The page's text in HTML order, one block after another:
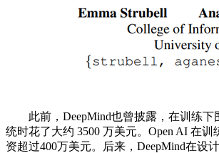
此前，DeepMind也曾披露，在训练下
统时花了大约 3500 万美元。Open AI 在训
资超过400万美元。后来，DeepMind在设